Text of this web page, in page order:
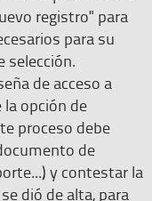
registro" para
para su
selección.
de acceso a
la opción de
proceso debe
de
y contestar la
dió de alta, para